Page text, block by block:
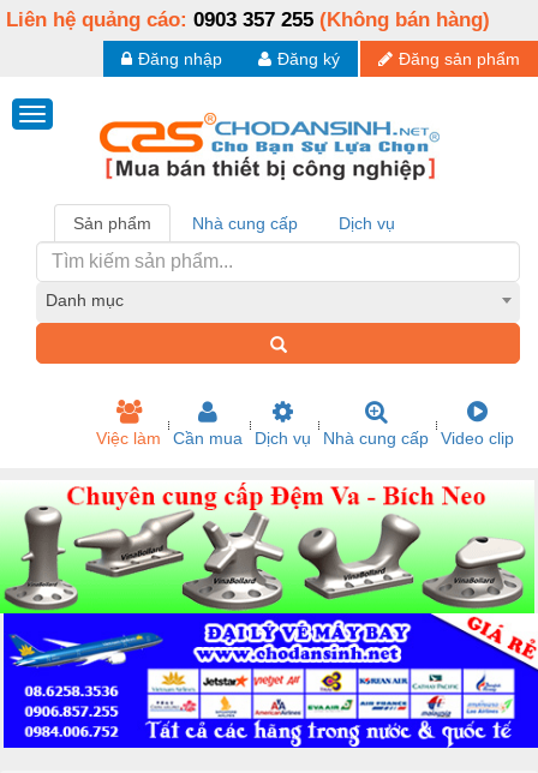
Liên hệ quảng cáo: 0903 357 255 (Không bán hàng)
Đăng sản phẩm
Đăng ký
Đăng nhập
Sản phẩm Nhà cung cấp Dịch vụ
Danh mục
Việc làm Cần mua Dịch vụ Nhà cung cấp Video clip